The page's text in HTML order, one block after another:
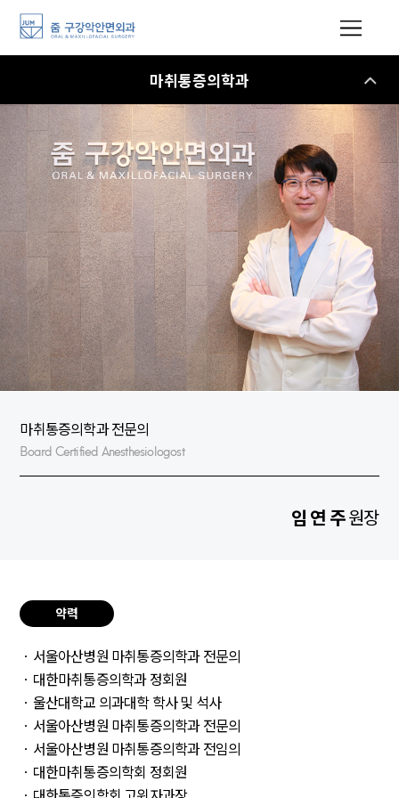
마취통증의학과
마취통증의학과 전문의
Board Certified Anesthesiologost
임 연 주원장
약력
ㆍ서울아산병원 마취통증의학과 전문의
ㆍ대한마취통증의학과 정회원
ㆍ울산대학교 의과대학 학사 및 석사
ㆍ서울아산병원 마취통증의학과 전문의
ㆍ서울아산병원 마취통증의학과 전임의
ㆍ대한마취통증의학회 정회원